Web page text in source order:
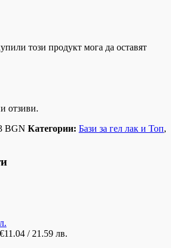
този продукт мога да оставят
отзиви.
BGN Категории: Бази за гел лак и Топ,
€11.04 / 21.59 лв.